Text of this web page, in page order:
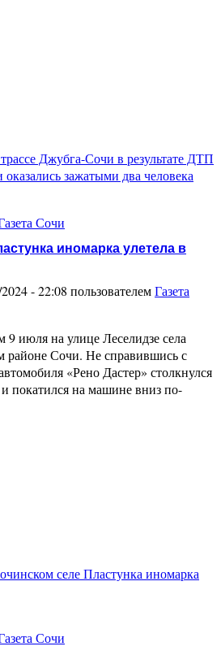
Джубга-Сочи в результате ДТП
зажатыми два человека
иномарка улетела в
- 22:08 пользователемГазета
июля на улице Леселидзе села
районе Сочи. Не справившись с
«Рено Дастер» столкнулся
покатился на машине вниз по-
селе Пластунка иномарка